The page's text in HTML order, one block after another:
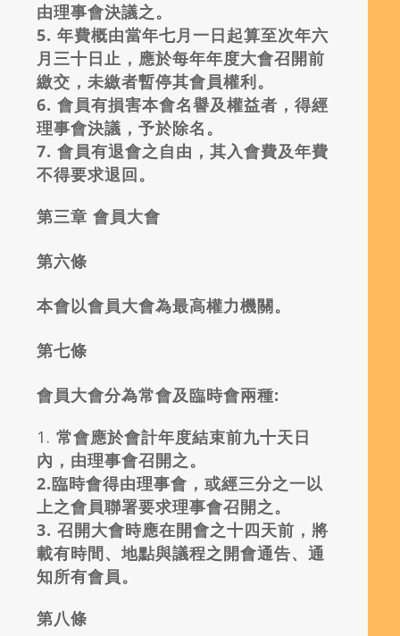
由理事會決議之。
5. 年費概由當年七月一日起算至次年六
月三十日止，應於每年年度大會召開前
繳交，未繳者暫停其會員權利。
6. 會員有損害本會名譽及權益者，得經
理事會決議，予於除名。
7. 會員有退會之自由，其入會費及年費
不得要求退回。
第三章 會員大會
第六條
本會以會員大會為最高權力機關。
第七條
會員大會分為常會及臨時會兩種:
常會應於會計年度結束前九十天日
內，由理事會召開之。
2.臨時會得由理事會，或經三分之一以
上之會員聯署要求理事會召開之。
3. 召開大會時應在開會之十四天前，將
載有時間、地點與議程之開會通告、通
知所有會員。
第八條